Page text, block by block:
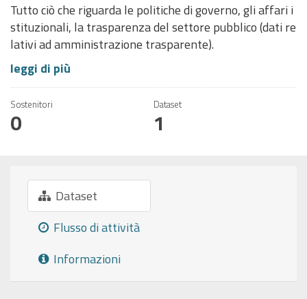
Tutto ciò che riguarda le politiche di governo, gli affari i
stituzionali, la trasparenza del settore pubblico (dati re
lativi ad amministrazione trasparente).
leggi di più
Sostenitori
0
Dataset
1
Dataset
Flusso di attività
Informazioni